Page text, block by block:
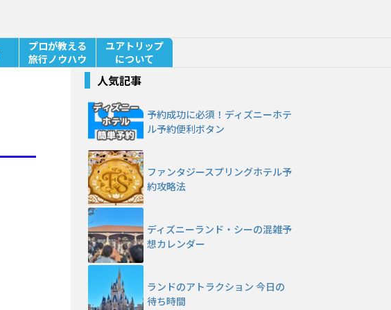
プロが教える
旅行ノウハウ
ユアトリップ
について
人気記事
予約成功に必須！ディズニーホテ
ル予約便利ボタン
ファンタジースプリングホテル予
約攻略法
ディズニーランド・シーの混雑予
想カレンダー
ランドのアトラクション 今日の
待ち時間